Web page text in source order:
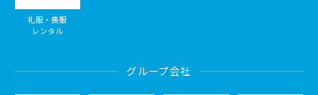
礼服・喪服
レンタル
グループ会社